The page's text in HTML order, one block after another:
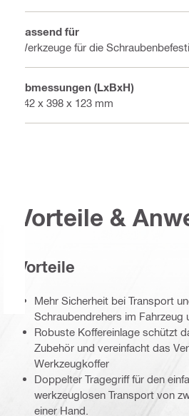
Passend für
Werkzeuge für die
Abmessungen (LxBxH)
442 x 398 x 123 mm
Vorteile &
Vorteile
Mehr Sicherheit bei Transport
Schraubendrehers im Fahrzeug
Robuste Koffereinlage schützt
Zubehör und vereinfacht das
Werkzeugkoffer
Doppelter Tragegriff für den
werkzeuglosen Transport von
einer Hand.